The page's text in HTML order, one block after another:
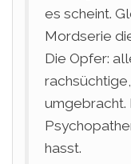
es scheint.
Mordserie
Die Opfer:
umgebracht.
hasst.